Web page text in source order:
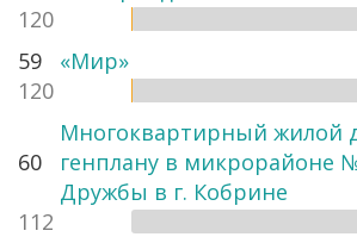
120
59
«Мир»
120
60
Многоквартирный жилой
генплану в микрорайоне
Дружбы в г. Кобрине
112